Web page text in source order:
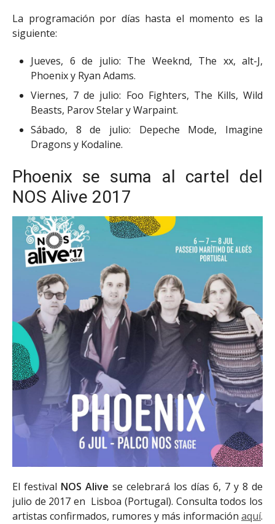
La programación por días hasta el momento es la
siguiente:
Jueves, 6 de julio: The Weeknd, The xx, alt-J,
Phoenix y Ryan Adams.
Viernes, 7 de julio: Foo Fighters, The Kills, Wild
Beasts, Parov Stelar y Warpaint.
Sábado, 8 de julio: Depeche Mode, Imagine
Dragons y Kodaline.
Phoenix se suma al cartel del
NOS Alive 2017
El festival NOS Alive se celebrará los días 6, 7 y 8 de
julio de 2017 en Lisboa (Portugal). Consulta todos los
artistas confirmados, rumores y más información aquí.